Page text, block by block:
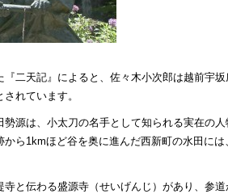
二天記』によると、佐々木小次郎は越前宇
れています。
源は、小太刀の名手として知られる実在の
ら1kmほど谷を奥に進んだ西新町の水田に
寺と伝わる盛源寺（せいげんじ）があり、参